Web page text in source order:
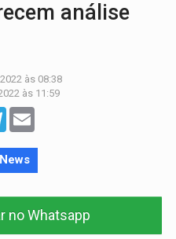
análise
às 08:38
às 11:59
Telegram
no Whatsapp